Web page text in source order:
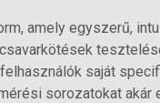
amely egyszerű,
saját
sorozatokat